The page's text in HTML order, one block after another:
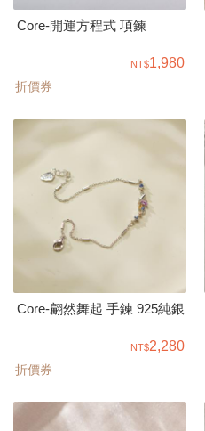
Core-開運方程式 項鍊
1,980
折價券
Core-翩然舞起 手鍊 925純銀
2,280
折價券